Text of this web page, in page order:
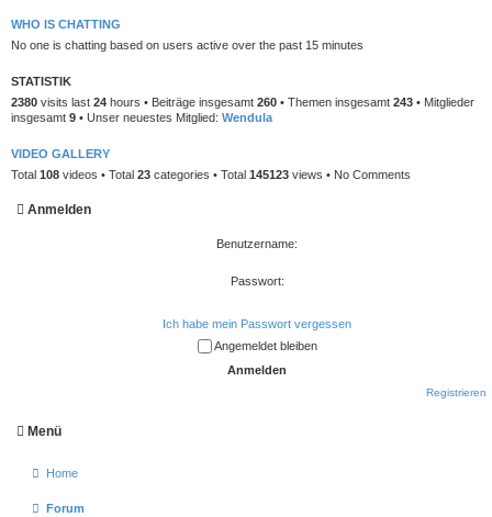
WHO IS CHATTING
No one is chatting based on users active over the past 15 minutes
STATISTIK
2380 visits last 24 hours • Beiträge insgesamt 260 • Themen insgesamt 243 • Mitglieder
insgesamt 9 • Unser neuestes Mitglied: Wendula
VIDEO GALLERY
Total 108 videos • Total 23 categories • Total 145123 views • No Comments
Anmelden
Benutzername:
Passwort:
Ich habe mein Passwort vergessen
Angemeldet bleiben
Registrieren
Menü
Home
Forum